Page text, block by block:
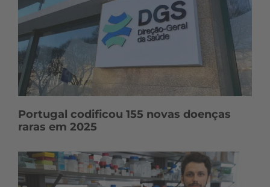
Portugal codificou 155 novas doenças
raras em 2025